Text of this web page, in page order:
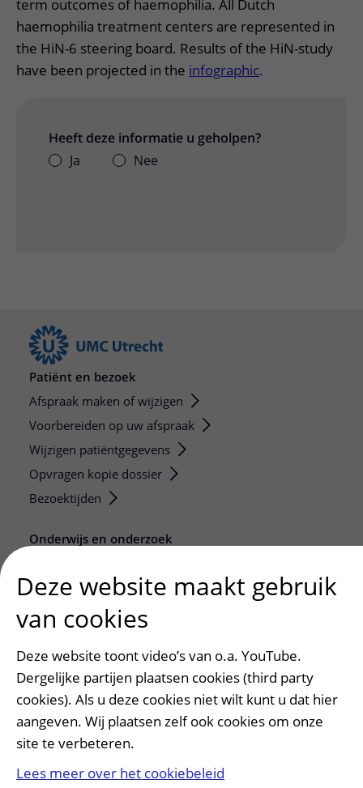
term outcomes of haemophilia. All Dutch
haemophilia treatment centers are represented in
the HiN-6 steering board. Results of the HiN-study
have been projected in the infographic.
Heeft deze informatie u geholpen?
Ja
Nee
Patiënt en bezoek
Afspraak maken of wijzigen
Voorbereiden op uw afspraak
Wijzigen patiëntgegevens
Opvragen kopie dossier
Bezoektijden
Onderwijs en onderzoek
De Nieuwe Utrechtse School
Stage en opleidingsplaatsen
Strategic programs
Research groups
Researchers
Research technologies
Verwijzers
Deze website maakt gebruik
van cookies
Deze website toont video’s van o.a. YouTube.
Dergelijke partijen plaatsen cookies (third party
cookies). Als u deze cookies niet wilt kunt u dat hier
aangeven. Wij plaatsen zelf ook cookies om onze
site te verbeteren.
Lees meer over het cookiebeleid